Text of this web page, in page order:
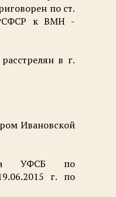
по ст.
к ВМН -
в г.
Ивановской
УФСБ по
г. по